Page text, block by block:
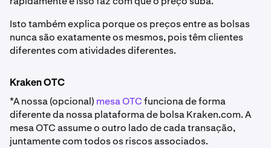
Isto também explica porque os preços entre as bolsas
nunca são exatamente os mesmos, pois têm clientes
diferentes com atividades diferentes.
Kraken OTC
*A nossa (opcional) mesa OTCfunciona de forma
diferente da nossa plataforma de bolsa Kraken.com. A
mesa OTC assume o outro lado de cada transação,
juntamente com todos os riscos associados.